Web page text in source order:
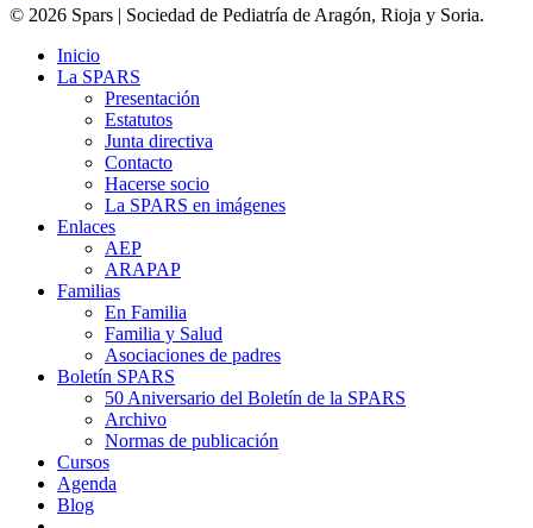
© 2026 Spars | Sociedad de Pediatría de Aragón, Rioja y Soria.
Inicio
La SPARS
Presentación
Estatutos
Junta directiva
Contacto
Hacerse socio
La SPARS en imágenes
Enlaces
AEP
ARAPAP
Familias
En Familia
Familia y Salud
Asociaciones de padres
Boletín SPARS
50 Aniversario del Boletín de la SPARS
Archivo
Normas de publicación
Cursos
Agenda
Blog